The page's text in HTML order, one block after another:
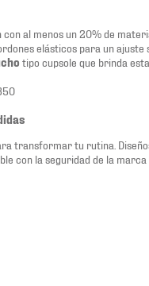
con al menos un 20% de
elásticos para un ajuste
tipo cupsole que brinda
transformar tu rutina.
con la seguridad de la